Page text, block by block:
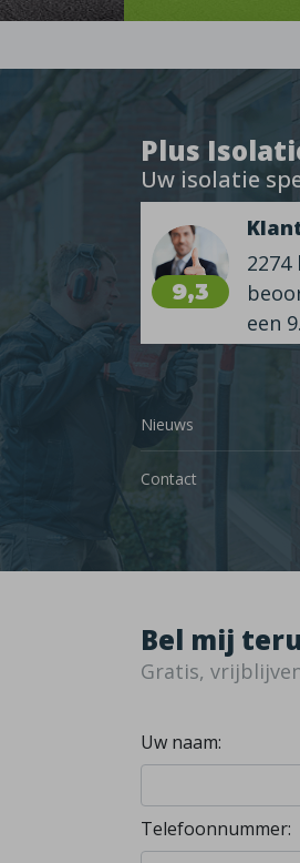
Plus
Uw isolatie
9,3
2274
een
Nieuws
Contact
Bel mij
Gratis,
Uw naam:
Telefoonnummer: